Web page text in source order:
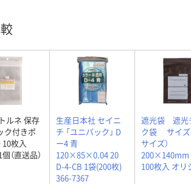
トルネ 保存
ク付きポ
10枚入
（直送品）
生産日本社 セイニ
チ 「ユニパック」 D
ー4 青
120×85×0.04 20
D-4-CB 1袋(200枚)
366-7367
遮光袋 遮光
ク袋 サイズ
サイズ）
100枚入 オリ